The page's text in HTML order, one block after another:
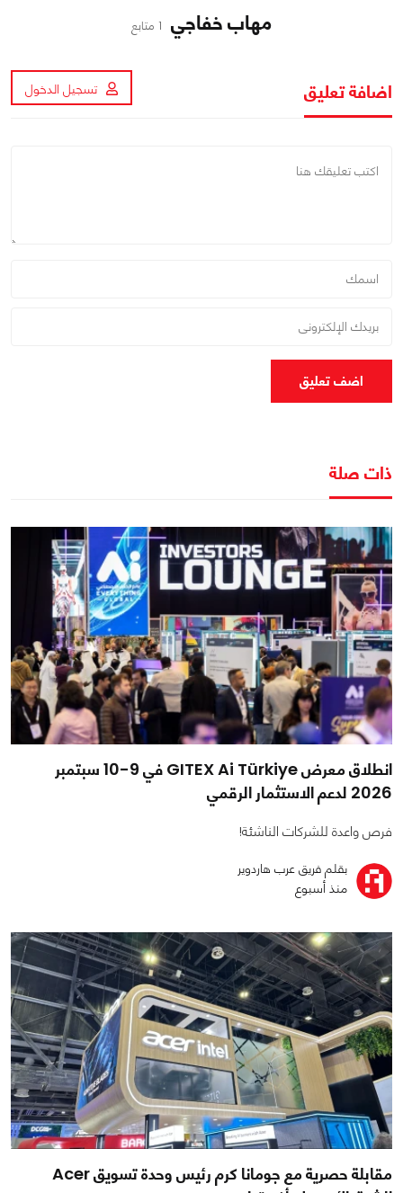
مهاب خفاجي 1 متابع
اضافة تعليق تسجيل الدخول
اضف تعليق
ذات صلة
انطلاق معرض GITEX Ai Türkiye في 9-10 سبتمبر
2026 لدعم الاستثمار الرقمي
فرص واعدة للشركات الناشئة!
بقلم فريق عرب هاردوير
منذ أسبوع
مقابلة حصرية مع جومانا كرم رئيس وحدة تسويق Acer